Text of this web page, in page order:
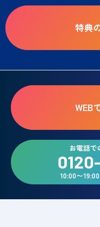
特典
WEB
お電話で
10:00〜